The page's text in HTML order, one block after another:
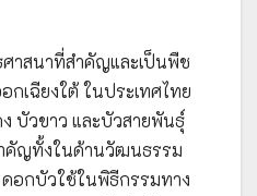
าสนาที่สำคัญและเป็นพืช
กเฉียงใต้ ในประเทศไทย
บัวขาว และบัวสายพันธุ์
คัญทั้งในด้านวัฒนธรรม
อกบัวใช้ในพิธีกรรมทาง